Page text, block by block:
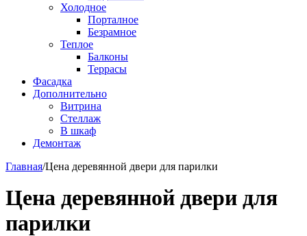
Холодное
Порталное
Безрамное
Теплое
Балконы
Террасы
Фасадка
Дополнительно
Витрина
Стеллаж
В шкаф
Демонтаж
Главная/Цена деревянной двери для парилки
Цена деревянной двери для
парилки